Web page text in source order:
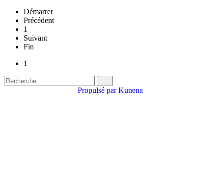
Démarrer
Précédent
1
Suivant
Fin
1
Propulsé parKunena